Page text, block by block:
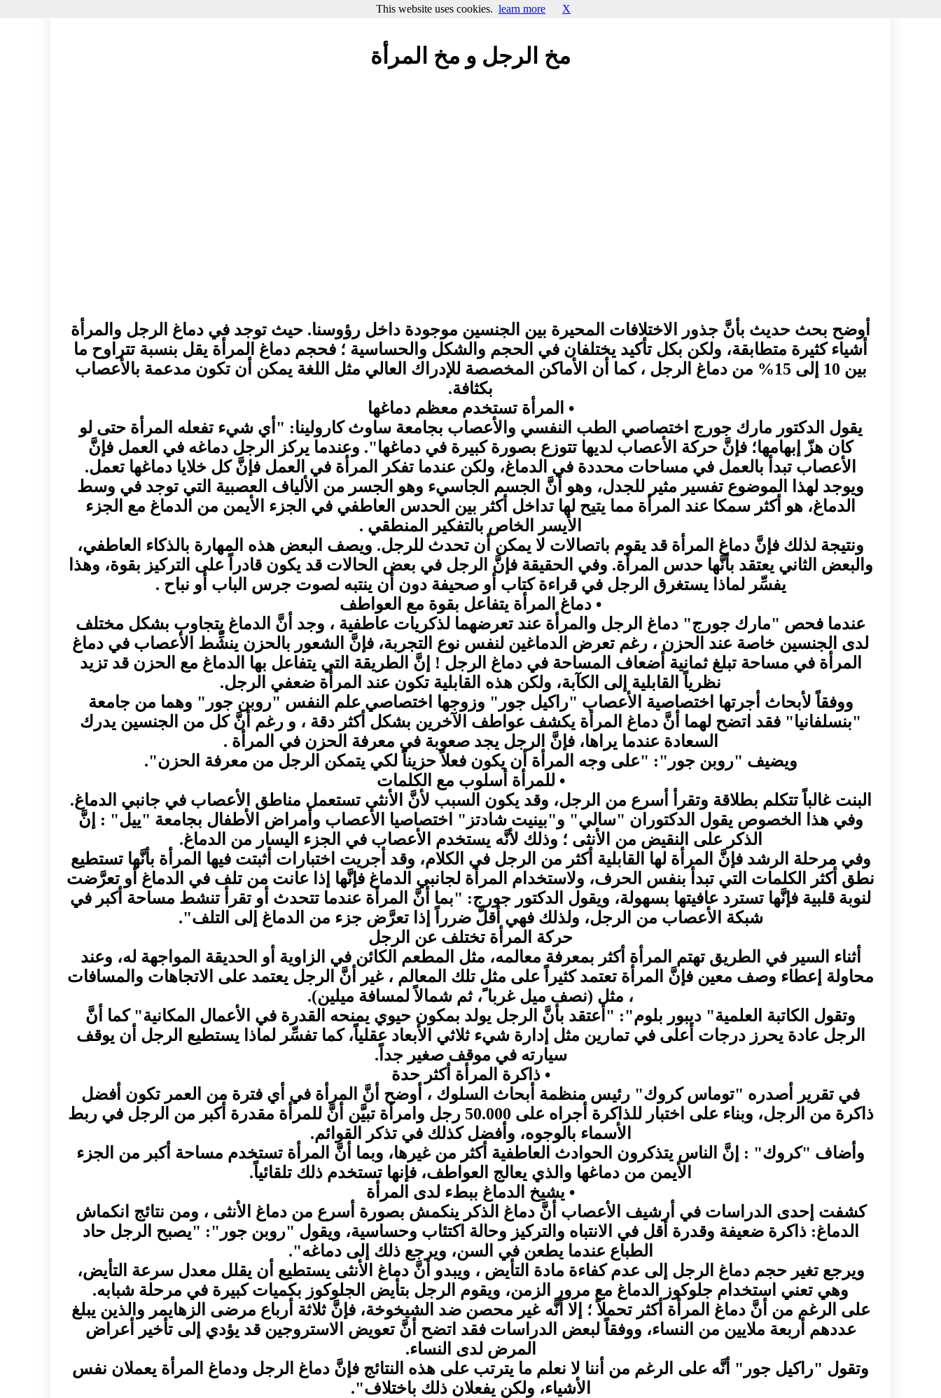
مخ الرجل و مخ المرأة
أوضح بحث حديث بأنَّ جذور الاختلافات المحيرة بين الجنسين موجودة داخل رؤوسنا. حيث توجد في دماغ الرجل والمرأة
أشياء كثيرة متطابقة، ولكن بكل تأكيد يختلفان في الحجم والشكل والحساسية ؛ فحجم دماغ المرأة يقل بنسبة تتراوح ما
بين 10 إلى 15% من دماغ الرجل ، كما أن الأماكن المخصصة للإدراك العالي مثل اللغة يمكن أن تكون مدعمة بالأعصاب
بكثافة.
• المرأة تستخدم معظم دماغها
يقول الدكتور مارك جورج اختصاصي الطب النفسي والأعصاب بجامعة ساوث كارولينا: "أي شيء تفعله المرأة حتى لو
كان هزّ إبهامها؛ فإنَّ حركة الأعصاب لديها تتوزع بصورة كبيرة في دماغها". وعندما يركز الرجل دماغه في العمل فإنَّ
الأعصاب تبدأ بالعمل في مساحات محددة في الدماغ، ولكن عندما تفكر المرأة في العمل فإنَّ كل خلايا دماغها تعمل.
ويوجد لهذا الموضوع تفسير مثير للجدل، وهو أنَّ الجسم الجاسيء وهو الجسر من الألياف العصبية التي توجد في وسط
الدماغ، هو أكثر سمكا عند المرأة مما يتيح لها تداخل أكثر بين الحدس العاطفي في الجزء الأيمن من الدماغ مع الجزء
الأيسر الخاص بالتفكير المنطقي .
ونتيجة لذلك فإنَّ دماغ المرأة قد يقوم باتصالات لا يمكن أن تحدث للرجل. ويصف البعض هذه المهارة بالذكاء العاطفي،
والبعض الثاني يعتقد بأنَّها حدس المرأة. وفي الحقيقة فإنَّ الرجل في بعض الحالات قد يكون قادراً على التركيز بقوة، وهذا
يفسِّر لماذا يستغرق الرجل في قراءة كتاب أو صحيفة دون أن ينتبه لصوت جرس الباب أو نباح .
• دماغ المرأة يتفاعل بقوة مع العواطف
عندما فحص "مارك جورج" دماغ الرجل والمرأة عند تعرضهما لذكريات عاطفية ، وجد أنَّ الدماغ يتجاوب بشكل مختلف
لدى الجنسين خاصة عند الحزن ، رغم تعرض الدماغين لنفس نوع التجربة، فإنَّ الشعور بالحزن ينشِّط الأعصاب في دماغ
المرأة في مساحة تبلغ ثمانية أضعاف المساحة في دماغ الرجل ! إنَّ الطريقة التي يتفاعل بها الدماغ مع الحزن قد تزيد
نظرياً القابلية إلى الكآبة، ولكن هذه القابلية تكون عند المرأة ضعفي الرجل.
ووفقاً لأبحاث أجرتها اختصاصية الأعصاب "راكيل جور" وزوجها اختصاصي علم النفس "روبن جور" وهما من جامعة
"بنسلفانيا" فقد اتضح لهما أنَّ دماغ المرأة يكشف عواطف الآخرين بشكل أكثر دقة ، و رغم أنَّ كل من الجنسين يدرك
السعادة عندما يراها، فإنَّ الرجل يجد صعوبة في معرفة الحزن في المرأة .
ويضيف "روبن جور": "على وجه المرأة أن يكون فعلاً حزيناً لكي يتمكن الرجل من معرفة الحزن".
• للمرأة أسلوب مع الكلمات
البنت غالباً تتكلم بطلاقة وتقرأ أسرع من الرجل، وقد يكون السبب لأنَّ الأنثى تستعمل مناطق الأعصاب في جانبي الدماغ.
وفي هذا الخصوص يقول الدكتوران "سالي" و"بينيت شادتز" اختصاصيا الأعصاب وأمراض الأطفال بجامعة "ييل" : إنَّ
الذكر على النقيض من الأنثى ؛ وذلك لأنَّه يستخدم الأعصاب في الجزء اليسار من الدماغ.
وفي مرحلة الرشد فإنَّ المرأة لها القابلية أكثر من الرجل في الكلام، وقد أجريت اختبارات أثبتت فيها المرأة بأنَّها تستطيع
نطق أكثر الكلمات التي تبدأ بنفس الحرف، ولاستخدام المرأة لجانبي الدماغ فإنَّها إذا عانت من تلف في الدماغ أو تعرَّضت
لنوبة قلبية فإنَّها تسترد عافيتها بسهولة، ويقول الدكتور جورج: "بما أنَّ المرأة عندما تتحدث أو تقرأ تنشط مساحة أكبر في
شبكة الأعصاب من الرجل، ولذلك فهي أقلَّ ضرراً إذا تعرَّض جزء من الدماغ إلى التلف".
حركة المرأة تختلف عن الرجل
أثناء السير في الطريق تهتم المرأة أكثر بمعرفة معالمه، مثل المطعم الكائن في الزاوية أو الحديقة المواجهة له، وعند
محاولة إعطاء وصف معين فإنَّ المرأة تعتمد كثيراً على مثل تلك المعالم ، غير أنَّ الرجل يعتمد على الاتجاهات والمسافات
، مثل (نصف ميل غربا ً، ثم شمالاً لمسافة ميلين).
وتقول الكاتبة العلمية" ديبور بلوم": "أعتقد بأنَّ الرجل يولد بمكون حيوي يمنحه القدرة في الأعمال المكانية" كما أنَّ
الرجل عادة يحرز درجات أعلى في تمارين مثل إدارة شيء ثلاثي الأبعاد عقلياً، كما تفسِّر لماذا يستطيع الرجل أن يوقف
سيارته في موقف صغير جداً.
• ذاكرة المرأة أكثر حدة
في تقرير أصدره "توماس كروك" رئيس منظمة أبحاث السلوك ، أوضح أنَّ المرأة في أي فترة من العمر تكون أفضل
ذاكرة من الرجل، وبناء على اختبار للذاكرة أجراه على 50.000 رجل وامرأة تبيَّن أنَّ للمرأة مقدرة أكبر من الرجل في ربط
الأسماء بالوجوه، وأفضل كذلك في تذكر القوائم.
وأضاف "كروك" : إنَّ الناس يتذكرون الحوادث العاطفية أكثر من غيرها، وبما أنَّ المرأة تستخدم مساحة أكبر من الجزء
الأيمن من دماغها والذي يعالج العواطف، فإنها تستخدم ذلك تلقائياً.
• يشيخ الدماغ ببطء لدى المرأة
كشفت إحدى الدراسات في أرشيف الأعصاب أنَّ دماغ الذكر ينكمش بصورة أسرع من دماغ الأنثى ، ومن نتائج انكماش
الدماغ: ذاكرة ضعيفة وقدرة أقل في الانتباه والتركيز وحالة اكتئاب وحساسية، ويقول "روبن جور": "يصبح الرجل حاد
الطباع عندما يطعن في السن، ويرجع ذلك إلى دماغه".
ويرجع تغير حجم دماغ الرجل إلى عدم كفاءة مادة التأيض ، ويبدو أنَّ دماغ الأنثى يستطيع أن يقلل معدل سرعة التأيض،
وهي تعني استخدام جلوكوز الدماغ مع مرور الزمن، ويقوم الرجل بتأيض الجلوكوز بكميات كبيرة في مرحلة شبابه.
على الرغم من أنَّ دماغ المرأة أكثر تحملاً ؛ إلا أنَّه غير محصن ضد الشيخوخة، فإنَّ ثلاثة أرباع مرضى الزهايمر والذين يبلغ
عددهم أربعة ملايين من النساء، ووفقاً لبعض الدراسات فقد اتضح أنَّ تعويض الاستروجين قد يؤدي إلى تأخير أعراض
المرض لدى النساء.
وتقول "راكيل جور" أنَّه على الرغم من أننا لا نعلم ما يترتب على هذه النتائج فإنَّ دماغ الرجل ودماغ المرأة يعملان نفس
الأشياء، ولكن يفعلان ذلك باختلاف".
This website uses cookies. learn more X